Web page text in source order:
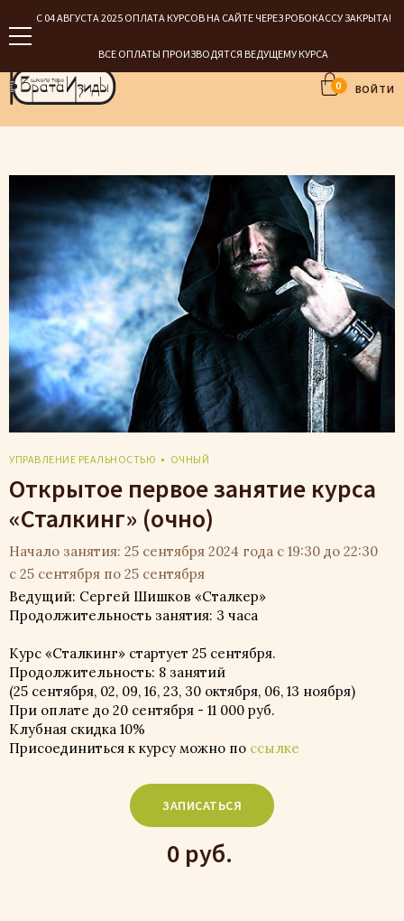
С 04 АВГУСТА 2025 ОПЛАТА КУРСОВ НА САЙТЕ ЧЕРЕЗ РОБОКАССУ ЗАКРЫТА!
ВСЕ ОПЛАТЫ ПРОИЗВОДЯТСЯ ВЕДУЩЕМУ КУРСА
0 ВОЙТИ
УПРАВЛЕНИЕ РЕАЛЬНОСТЬЮ ОЧНЫЙ
Открытое первое занятие курса
«Сталкинг» (очно)
Начало занятия: 25 сентября 2024 года с 19:30 до 22:30
с 25 сентября по 25 сентября
ЗАПИСАТЬСЯ
0 руб.
Ведущий: Сергей Шишков «Сталкер»
Продолжительность занятия: 3 часа
Курс «Сталкинг» стартует 25 сентября.
Продолжительность: 8 занятий
(25 сентября, 02, 09, 16, 23, 30 октября, 06, 13 ноября)
При оплате до 20 сентября - 11 000 руб.
Клубная скидка 10%
Присоединиться к курсу можно по ссылке